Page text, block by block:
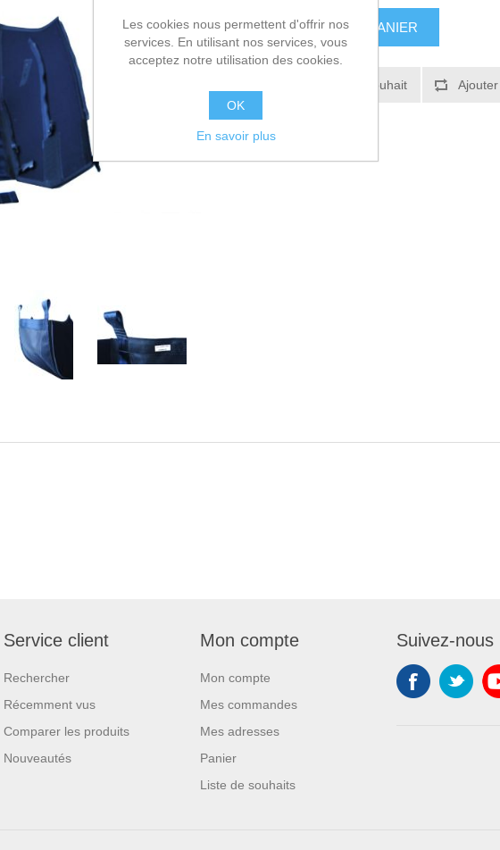
AJOUTER AU PANIER
Ajouter à la liste de souhait
Envoyer à un ami
Service client
Rechercher
Récemment vus
Comparer les produits
Nouveautés
Mon compte
Mon compte
Mes commandes
Mes adresses
Panier
Liste de souhaits
Suivez-nous
Les cookies nous permettent d'offrir nos
services. En utilisant nos services, vous
acceptez notre utilisation des cookies.
OK
En savoir plus